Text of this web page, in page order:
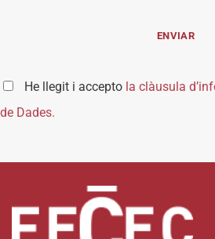
He llegit i accepto la clàusula
de Dades.